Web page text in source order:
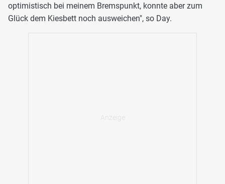
optimistisch bei meinem Bremspunkt, konnte aber zum
Glück dem Kiesbett noch ausweichen", so Day.